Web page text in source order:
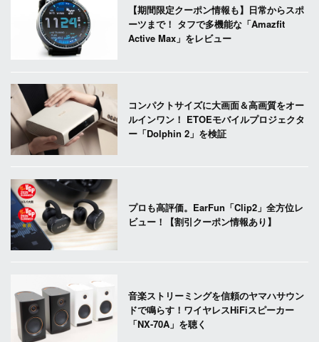
【期間限定クーポン情報も】日常からスポ
ーツまで！ タフで多機能な「Amazfit
Active Max」をレビュー
コンパクトサイズに大画面＆高画質をオー
ルインワン！ ETOEモバイルプロジェクタ
ー「Dolphin 2」を検証
プロも高評価。EarFun「Clip2」全方位レ
ビュー！【割引クーポン情報あり】
音楽ストリーミングを信頼のヤマハサウン
ドで鳴らす！ワイヤレスHiFiスピーカー
「NX-70A」を聴く